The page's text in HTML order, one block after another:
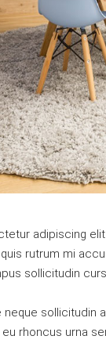
adipiscing
rutrum mi
sollicitudin
rhoncus urna